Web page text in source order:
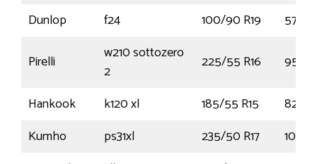
Dunlop
f24 100/90 R19
57S
Pirelli
w210 sottozero
2
225/55 R16
95H
Hankook
k120 xl 185/55 R15
82V
Kumho
ps31xl 235/50 R17
100W